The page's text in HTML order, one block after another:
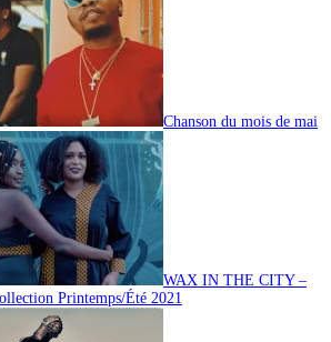
Chanson du mois de mai
WAX IN THE CITY –
Printemps/Été 2021